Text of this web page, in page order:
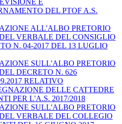
E
DEL PTOF A.S.
ALL'ALBO PRETORIO
VERBALE DEL CONSIGLIO
N. 04-2017 DEL 13 LUGLIO
SULL'ALBO PRETORIO
DECRETO N. 626
RELATIVO
DELLE CATTEDRE
PER L'A.S. 2017/2018
SULL'ALBO PRETORIO
VERBALE DEL COLLEGIO